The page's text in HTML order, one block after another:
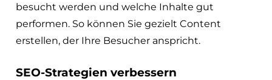
besucht werden und welche Inhalte gut
performen. So können Sie gezielt Content
erstellen, der Ihre Besucher anspricht.
SEO-Strategien verbessern